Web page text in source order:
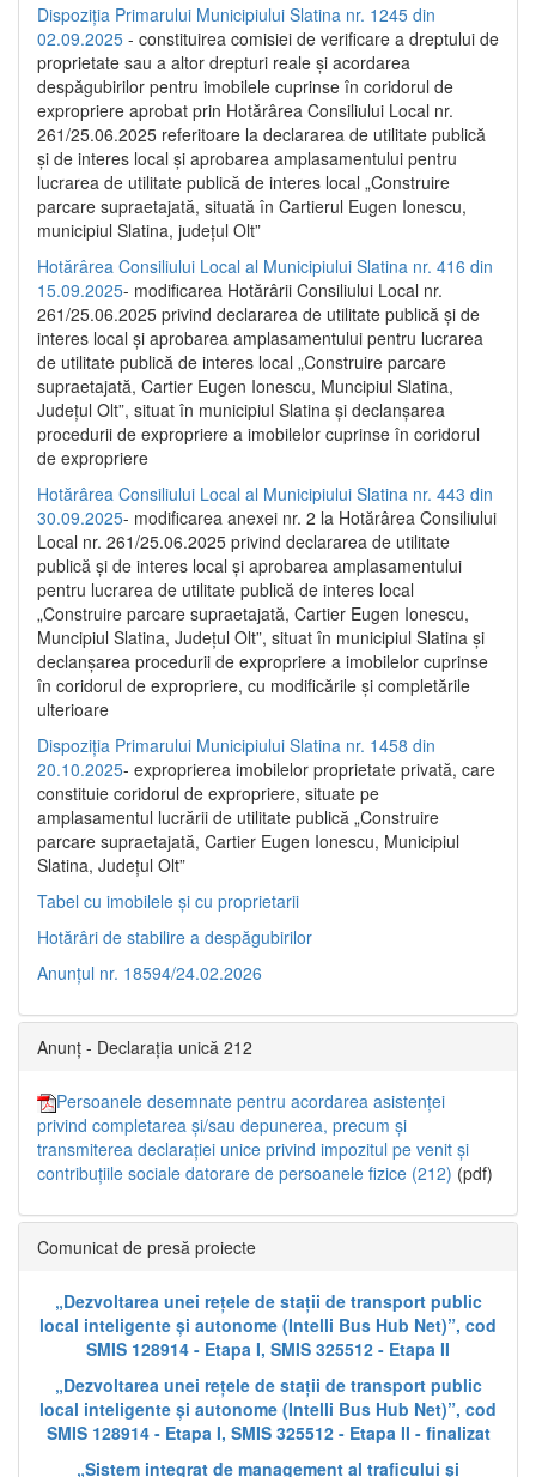
Dispoziția Primarului Municipiului Slatina nr. 1245 din
02.09.2025 - constituirea comisiei de verificare a dreptului de
proprietate sau a altor drepturi reale și acordarea
despăgubirilor pentru imobilele cuprinse în coridorul de
expropriere aprobat prin Hotărârea Consiliului Local nr.
261/25.06.2025 referitoare la declararea de utilitate publică
și de interes local și aprobarea amplasamentului pentru
lucrarea de utilitate publică de interes local „Construire
parcare supraetajată, situată în Cartierul Eugen Ionescu,
municipiul Slatina, județul Olt”
Hotărârea Consiliului Local al Municipiului Slatina nr. 416 din
15.09.2025- modificarea Hotărârii Consiliului Local nr.
261/25.06.2025 privind declararea de utilitate publică și de
interes local și aprobarea amplasamentului pentru lucrarea
de utilitate publică de interes local „Construire parcare
supraetajată, Cartier Eugen Ionescu, Muncipiul Slatina,
Județul Olt”, situat în municipiul Slatina și declanșarea
procedurii de expropriere a imobilelor cuprinse în coridorul
de expropriere
Hotărârea Consiliului Local al Municipiului Slatina nr. 443 din
30.09.2025- modificarea anexei nr. 2 la Hotărârea Consiliului
Local nr. 261/25.06.2025 privind declararea de utilitate
publică şi de interes local şi aprobarea amplasamentului
pentru lucrarea de utilitate publică de interes local
„Construire parcare supraetajată, Cartier Eugen Ionescu,
Muncipiul Slatina, Judeţul Olt”, situat în municipiul Slatina şi
declanşarea procedurii de expropriere a imobilelor cuprinse
în coridorul de expropriere, cu modificările şi completările
ulterioare
Dispoziția Primarului Municipiului Slatina nr. 1458 din
20.10.2025- exproprierea imobilelor proprietate privată, care
constituie coridorul de expropriere, situate pe
amplasamentul lucrării de utilitate publică „Construire
parcare supraetajată, Cartier Eugen Ionescu, Municipiul
Slatina, Județul Olt”
Tabel cu imobilele și cu proprietarii
Hotărâri de stabilire a despăgubirilor
Anunțul nr. 18594/24.02.2026
Anunț - Declarația unică 212
Persoanele desemnate pentru acordarea asistenței
privind completarea și/sau depunerea, precum și
transmiterea declarației unice privind impozitul pe venit și
contribuțiile sociale datorare de persoanele fizice (212) (pdf)
Comunicat de presă proiecte
„Dezvoltarea unei rețele de stații de transport public
local inteligente și autonome (Intelli Bus Hub Net)”, cod
SMIS 128914 - Etapa I, SMIS 325512 - Etapa II
„Dezvoltarea unei rețele de stații de transport public
local inteligente și autonome (Intelli Bus Hub Net)”, cod
SMIS 128914 - Etapa I, SMIS 325512 - Etapa II - finalizat
„Sistem integrat de management al traficului și